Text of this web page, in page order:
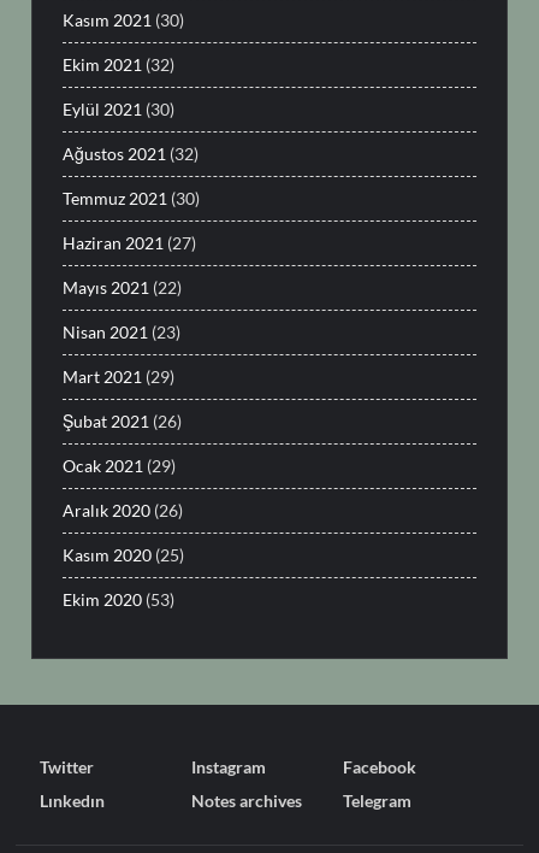
Kasım 2021 (30)
Ekim 2021 (32)
Eylül 2021 (30)
Ağustos 2021 (32)
Temmuz 2021 (30)
Haziran 2021 (27)
Mayıs 2021 (22)
Nisan 2021 (23)
Mart 2021 (29)
Şubat 2021 (26)
Ocak 2021 (29)
Aralık 2020 (26)
Kasım 2020 (25)
Ekim 2020 (53)
Twitter Instagram
Facebook
Lınkedın
Notes archives Telegram